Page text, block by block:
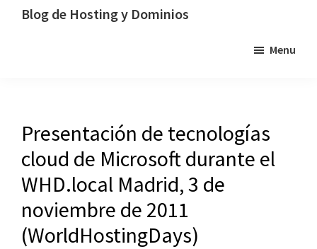
Saltar
Saltar
SaltarBlog de Hosting y Dominios
los
dominios
y
la
tecnología
Menu
Presentación de tecnologías
cloud de Microsoft durante el
WHD.local Madrid, 3 de
noviembre de 2011
(WorldHostingDays)